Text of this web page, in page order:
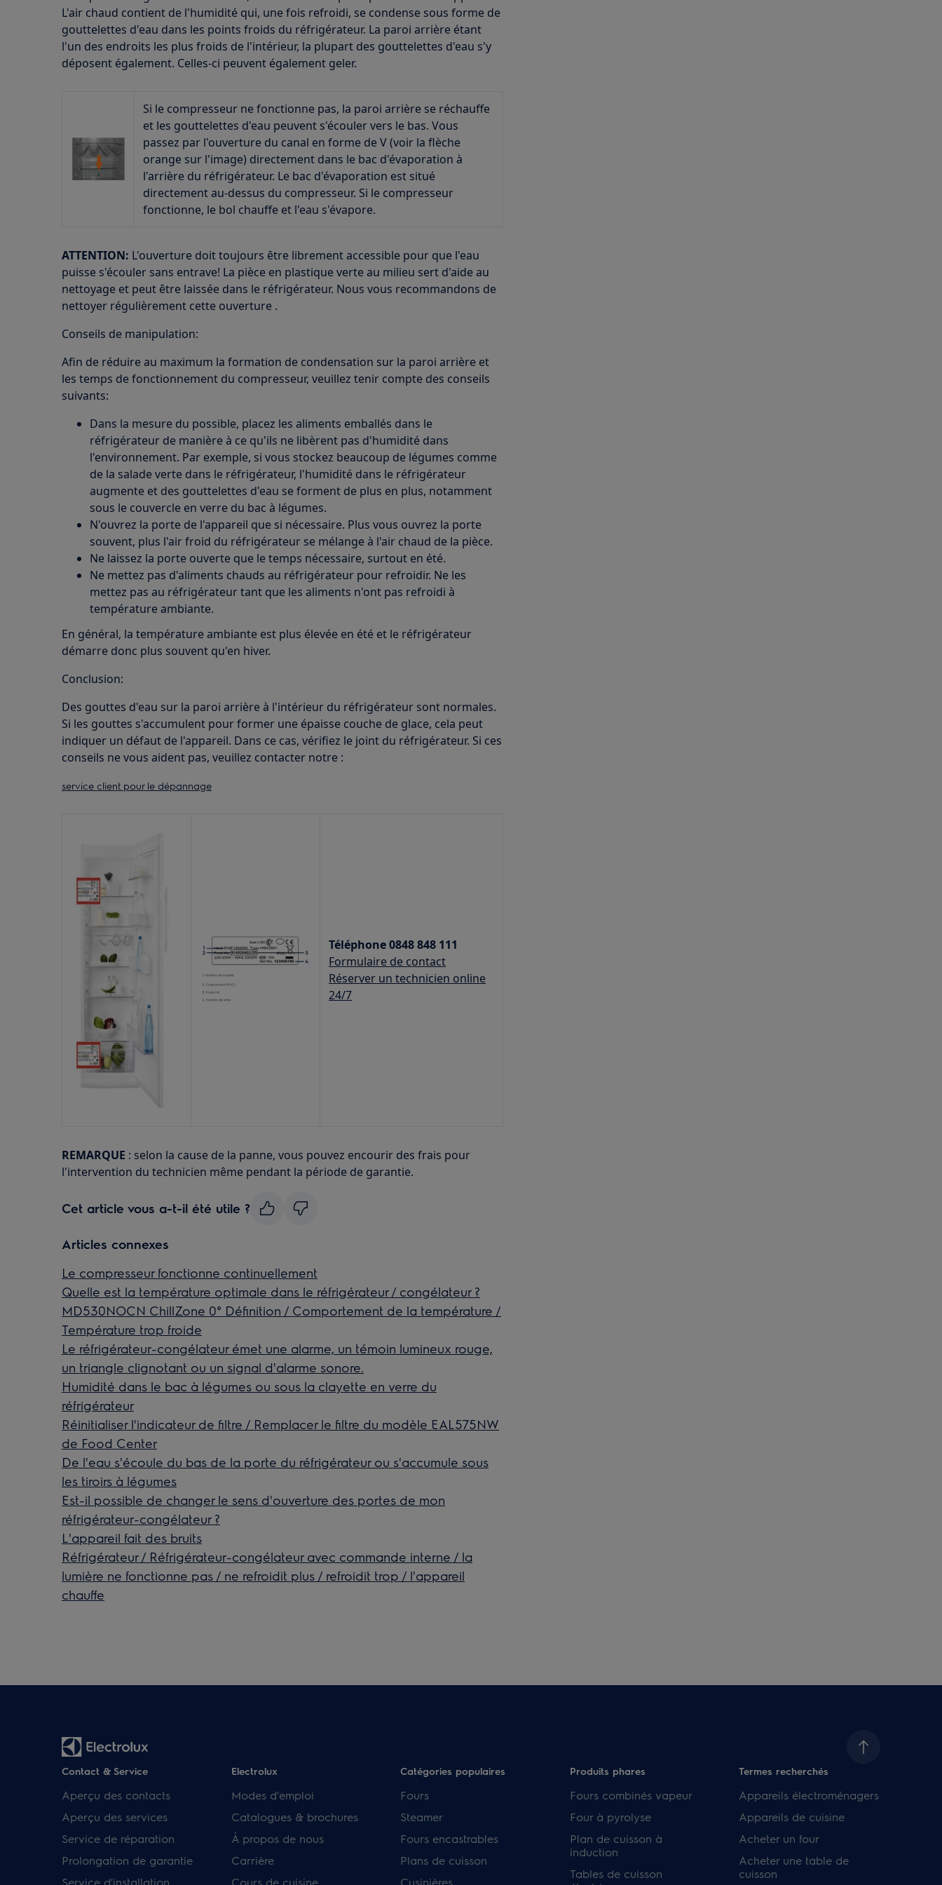
L'air chaud contient de l'humidité qui, une fois refroidi, se condense sous forme de
gouttelettes d'eau dans les points froids du réfrigérateur. La paroi arrière étant
l'un des endroits les plus froids de l'intérieur, la plupart des gouttelettes d'eau s'y
déposent également. Celles-ci peuvent également geler.
Si le compresseur ne fonctionne pas, la paroi arrière se réchauffe
et les gouttelettes d'eau peuvent s'écouler vers le bas. Vous
passez par l'ouverture du canal en forme de V (voir la flèche
orange sur l'image) directement dans le bac d'évaporation à
l'arrière du réfrigérateur. Le bac d'évaporation est situé
directement au-dessus du compresseur. Si le compresseur
fonctionne, le bol chauffe et l'eau s'évapore.
ATTENTION: L'ouverture doit toujours être librement accessible pour que l'eau
puisse s'écouler sans entrave! La pièce en plastique verte au milieu sert d'aide au
nettoyage et peut être laissée dans le réfrigérateur. Nous vous recommandons de
nettoyer régulièrement cette ouverture .
Conseils de manipulation:
Afin de réduire au maximum la formation de condensation sur la paroi arrière et
les temps de fonctionnement du compresseur, veuillez tenir compte des conseils
suivants:
Dans la mesure du possible, placez les aliments emballés dans le
réfrigérateur de manière à ce qu'ils ne libèrent pas d'humidité dans
l'environnement. Par exemple, si vous stockez beaucoup de légumes comme
de la salade verte dans le réfrigérateur, l'humidité dans le réfrigérateur
augmente et des gouttelettes d'eau se forment de plus en plus, notamment
sous le couvercle en verre du bac à légumes.
N'ouvrez la porte de l'appareil que si nécessaire. Plus vous ouvrez la porte
souvent, plus l'air froid du réfrigérateur se mélange à l'air chaud de la pièce.
Ne laissez la porte ouverte que le temps nécessaire, surtout en été.
Ne mettez pas d'aliments chauds au réfrigérateur pour refroidir. Ne les
mettez pas au réfrigérateur tant que les aliments n'ont pas refroidi à
température ambiante.
En général, la température ambiante est plus élevée en été et le réfrigérateur
démarre donc plus souvent qu'en hiver.
Conclusion:
Des gouttes d'eau sur la paroi arrière à l'intérieur du réfrigérateur sont normales.
Si les gouttes s'accumulent pour former une épaisse couche de glace, cela peut
indiquer un défaut de l'appareil. Dans ce cas, vérifiez le joint du réfrigérateur. Si ces
conseils ne vous aident pas, veuillez contacter notre :
service client pour le dépannage
Téléphone 0848 848 111
Formulaire de contact
Réserver un technicien online
24/7
REMARQUE : selon la cause de la panne, vous pouvez encourir des frais pour
l'intervention du technicien même pendant la période de garantie.
Cet article vous a-t-il été utile ?
Articles connexes
Le compresseur fonctionne continuellement
Quelle est la température optimale dans le réfrigérateur / congélateur ?
MD530NOCN ChillZone 0° Définition / Comportement de la température /
Température trop froide
Le réfrigérateur-congélateur émet une alarme, un témoin lumineux rouge,
un triangle clignotant ou un signal d'alarme sonore.
Humidité dans le bac à légumes ou sous la clayette en verre du
réfrigérateur
Réinitialiser l'indicateur de filtre / Remplacer le filtre du modèle EAL575NW
de Food Center
De l'eau s'écoule du bas de la porte du réfrigérateur ou s'accumule sous
les tiroirs à légumes
Est-il possible de changer le sens d'ouverture des portes de mon
réfrigérateur-congélateur ?
L'appareil fait des bruits
Réfrigérateur / Réfrigérateur-congélateur avec commande interne / la
lumière ne fonctionne pas / ne refroidit plus / refroidit trop / l'appareil
chauffe
Contact & Service
Aperçu des contacts
Aperçu des services
Service de réparation
Prolongation de garantie
Service d'installation
Electrolux
Modes d'emploi
Catalogues & brochures
À propos de nous
Carrière
Cours de cuisine
Catégories populaires
Fours
Steamer
Fours encastrables
Plans de cuisson
Cusinières
Produits phares
Fours combinés vapeur
Four à pyrolyse
Plan de cuisson à
induction
Tables de cuisson
Termes recherchés
Appareils électroménagers
Appareils de cuisine
Acheter un four
Acheter une table de
cuisson